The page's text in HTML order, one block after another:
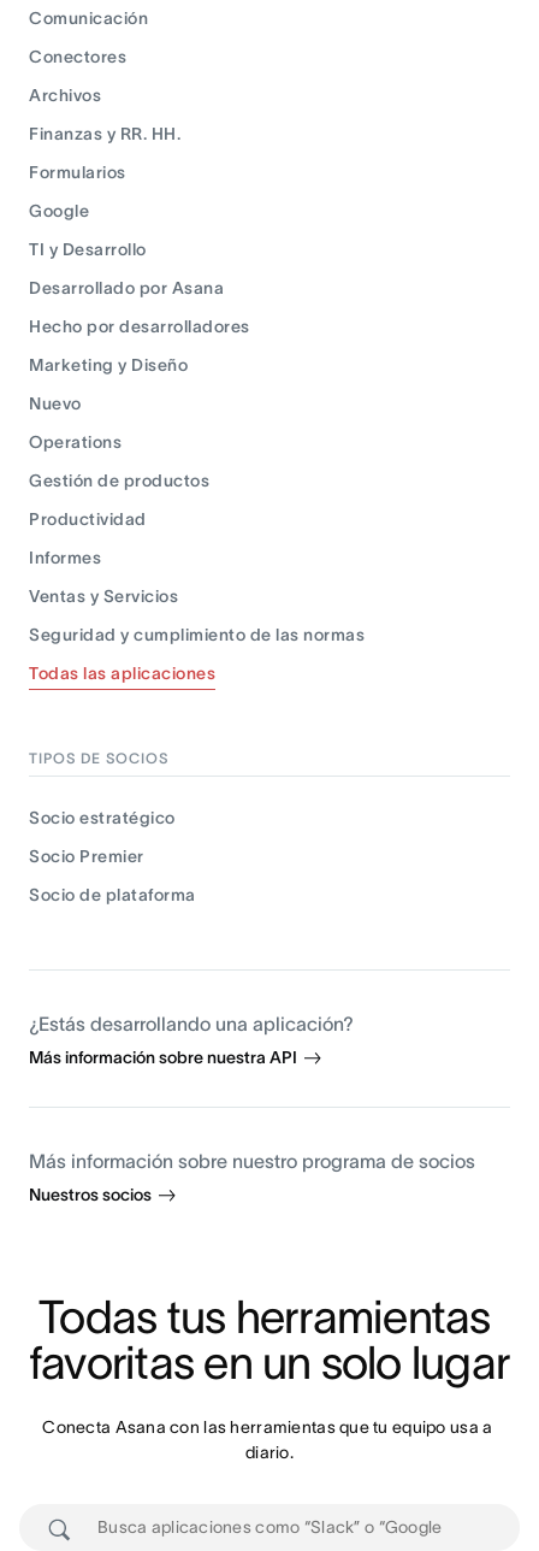
Comunicación
Conectores
Archivos
Finanzas y RR. HH.
Formularios
Google
TI y Desarrollo
Desarrollado por Asana
Hecho por desarrolladores
Marketing y Diseño
Nuevo
Operations
Gestión de productos
Productividad
Informes
Ventas y Servicios
Seguridad y cumplimiento de las normas
Todas las aplicaciones
TIPOS DE SOCIOS
Socio estratégico
Socio Premier
Socio de plataforma
¿Estás desarrollando una aplicación?
Más información sobre nuestra API
Más información sobre nuestro programa de socios
Nuestros socios
Todas tus herramientas
favoritas en un solo lugar
Conecta Asana con las herramientas que tu equipo usa a
diario.